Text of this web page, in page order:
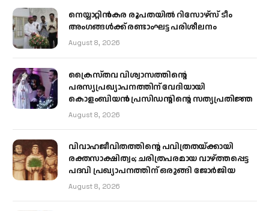
നെയ്യാറ്റിൻകര രൂപതയിൽ റിസോഴ്സ് ടീം
അംഗങ്ങൾക്ക് രണ്ടാംഘട്ട പരിശീലനം
August 8, 2026
ക്രൈസ്തവ വിശ്വാസത്തിന്റെ
പരസ്യപ്രഖ്യാപനത്തിന് വേദിയായി
കൊളംബിയൻ പ്രസിഡന്റിന്റെ സത്യപ്രതിജ്ഞ
August 8, 2026
വിവാഹജീവിതത്തിന്റെ പവിത്രതയ്ക്കായി
രക്തസാക്ഷിത്വം; ചരിത്രപരമായ വാഴ്ത്തപ്പെട്ട
പദവി പ്രഖ്യാപനത്തിന് ഒരുങ്ങി ജോര്‍ജിയ
August 8, 2026